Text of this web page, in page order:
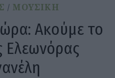
ΜΟΥΣΙΚΗ
Ακούμε το
Ελεωνόρας